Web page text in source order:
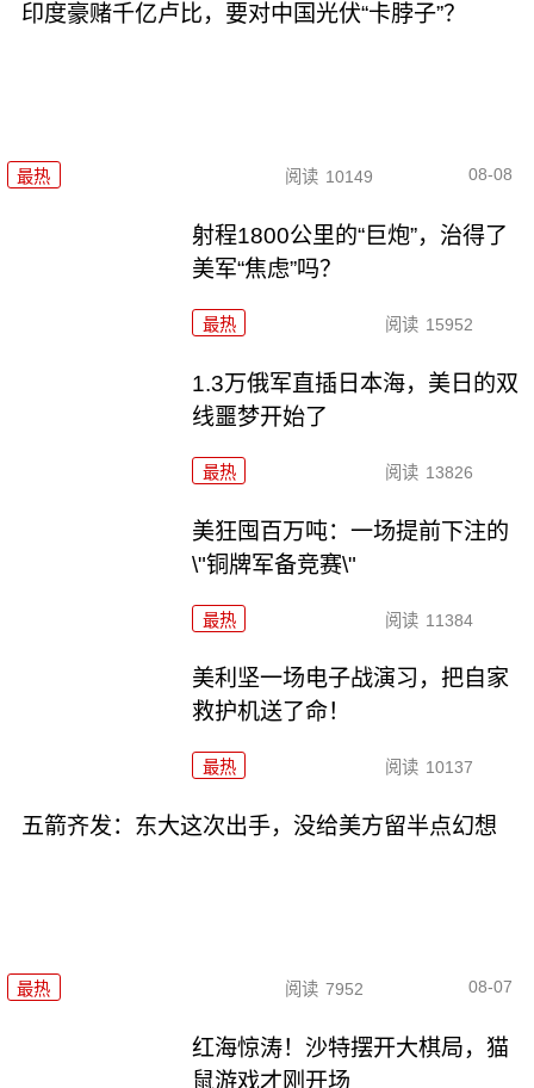
印度豪赌千亿卢比，要对中国光伏“卡脖子”？
最热 阅读 10149 08-08
射程1800公里的“巨炮”，治得了
美军“焦虑”吗？
最热 阅读 15952
1.3万俄军直插日本海，美日的双
线噩梦开始了
最热 阅读 13826
美狂囤百万吨：一场提前下注的
\"铜牌军备竞赛\"
最热 阅读 11384
美利坚一场电子战演习，把自家
救护机送了命！
最热 阅读 10137
五箭齐发：东大这次出手，没给美方留半点幻想
最热 阅读 7952 08-07
红海惊涛！沙特摆开大棋局，猫
鼠游戏才刚开场